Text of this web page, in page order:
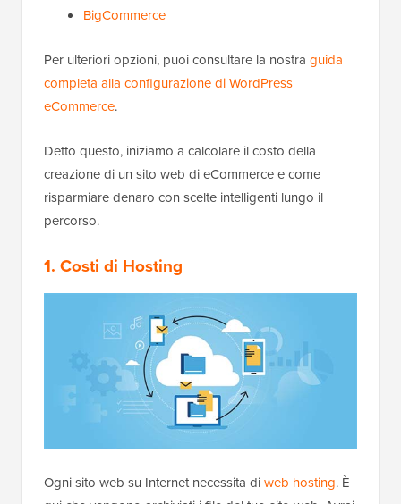
BigCommerce
Per ulteriori opzioni, puoi consultare la nostra guida
completa alla configurazione di WordPress
eCommerce.
Detto questo, iniziamo a calcolare il costo della
creazione di un sito web di eCommerce e come
risparmiare denaro con scelte intelligenti lungo il
percorso.
1. Costi di Hosting
Ogni sito web su Internet necessita diweb hosting. È